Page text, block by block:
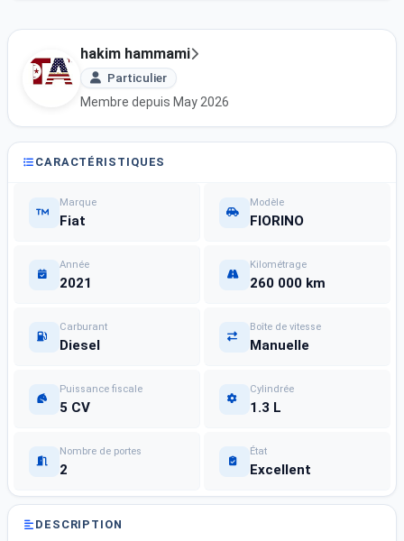
hakim hammami
Particulier
Membre depuis May 2026
CARACTÉRISTIQUES
Marque
Fiat
Modèle
FIORINO
Année
2021
Kilométrage
260 000 km
Carburant
Diesel
Boîte de vitesse
Manuelle
Puissance fiscale
5 CV
Cylindrée
1.3 L
Nombre de portes
2
État
Excellent
DESCRIPTION